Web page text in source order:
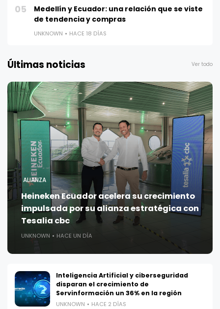
05
Medellín y Ecuador: una relación que se viste
de tendencia y compras
UNKNOWN HACE 18 DÍAS
Últimas noticias Ver todo
ALIANZA
Heineken Ecuador acelera su crecimiento
impulsada por su alianza estratégica con
Tesalia cbc
UNKNOWN HACE UN DÍA
Inteligencia Artificial y ciberseguridad
disparan el crecimiento de
Servinformación un 36% en la región
UNKNOWN HACE 2 DÍAS